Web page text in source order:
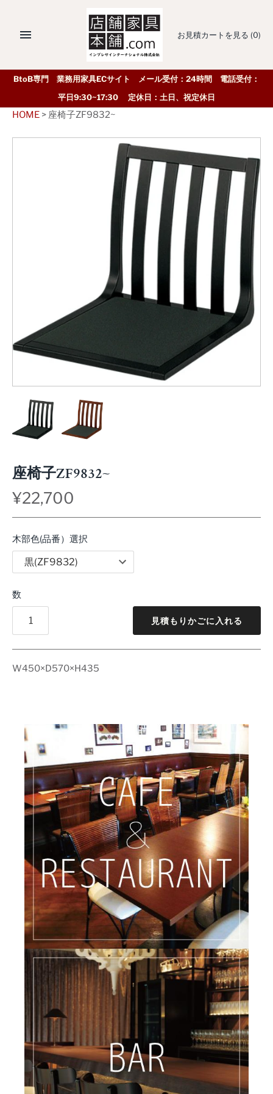
お見積カートを見る (0)
BtoB専門 業務用家具ECサイト メール受付：24時間 電話受付：
平日9:30~17:30 定休日：土日、祝定休日
HOME > 座椅子ZF9832~
座椅子ZF9832~
¥22,700
木部色(品番）選択
数
見積もりかごに入れる
W450×D570×H435